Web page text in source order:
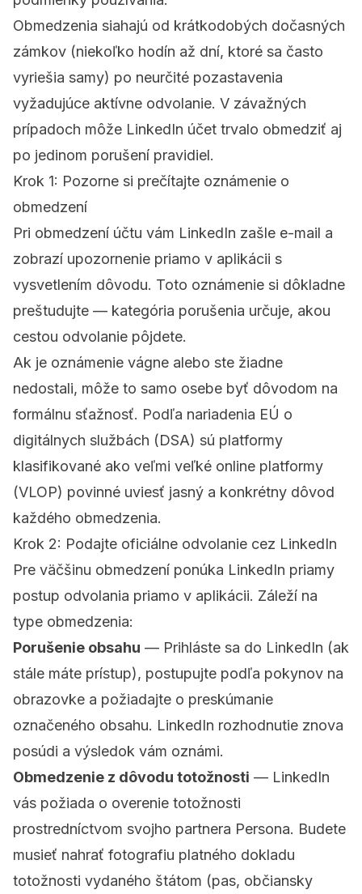
Obmedzenia siahajú od krátkodobých dočasných
zámkov (niekoľko hodín až dní, ktoré sa často
vyriešia samy) po neurčité pozastavenia
vyžadujúce aktívne odvolanie. V závažných
prípadoch môže LinkedIn účet trvalo obmedziť aj
po jedinom porušení pravidiel.
Krok 1: Pozorne si prečítajte oznámenie o
obmedzení
Pri obmedzení účtu vám LinkedIn zašle e-mail a
zobrazí upozornenie priamo v aplikácii s
vysvetlením dôvodu. Toto oznámenie si dôkladne
preštudujte — kategória porušenia určuje, akou
cestou odvolanie pôjdete.
Ak je oznámenie vágne alebo ste žiadne
nedostali, môže to samo osebe byť dôvodom na
formálnu sťažnosť. Podľa nariadenia EÚ o
digitálnych službách (DSA) sú platformy
klasifikované ako veľmi veľké online platformy
(VLOP) povinné uviesť jasný a konkrétny dôvod
každého obmedzenia.
Krok 2: Podajte oficiálne odvolanie cez LinkedIn
Pre väčšinu obmedzení ponúka LinkedIn priamy
postup odvolania priamo v aplikácii. Záleží na
type obmedzenia:
Porušenie obsahu — Prihláste sa do LinkedIn (ak
stále máte prístup), postupujte podľa pokynov na
obrazovke a požiadajte o preskúmanie
označeného obsahu. LinkedIn rozhodnutie znova
posúdi a výsledok vám oznámi.
Obmedzenie z dôvodu totožnosti — LinkedIn
vás požiada o overenie totožnosti
prostredníctvom svojho partnera Persona. Budete
musieť nahrať fotografiu platného dokladu
totožnosti vydaného štátom (pas, občiansky